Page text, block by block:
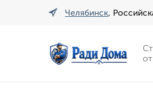
Челябинск,